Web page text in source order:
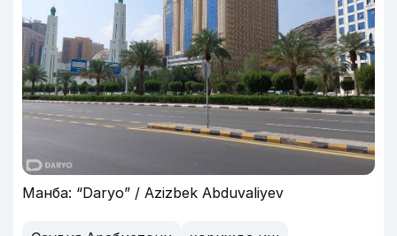
Манба: “Daryo” / Azizbek Abduvaliyev